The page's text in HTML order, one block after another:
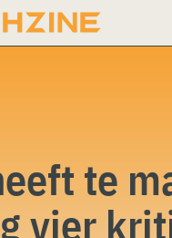
te
vier